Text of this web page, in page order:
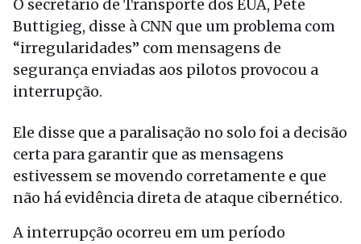
O secretário de Transporte dos EUA, Pete
Buttigieg, disse à CNN que um problema com
“irregularidades” com mensagens de
segurança enviadas aos pilotos provocou a
interrupção.
Ele disse que a paralisação no solo foi a decisão
certa para garantir que as mensagens
estivessem se movendo corretamente e que
não há evidência direta de ataque cibernético.
A interrupção ocorreu em um período